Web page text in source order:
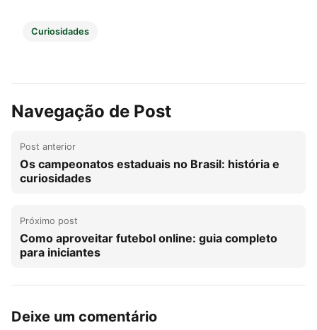
Curiosidades
Navegação de Post
Post anterior
Os campeonatos estaduais no Brasil: história e
curiosidades
Próximo post
Como aproveitar futebol online: guia completo
para iniciantes
Deixe um comentário